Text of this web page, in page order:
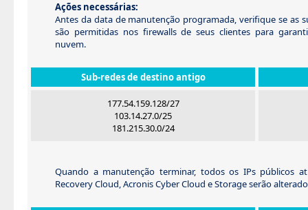
Ações necessárias:
Antes da data de manutenção programada, verifique se as
são permitidas nos firewalls de seus clientes para
nuvem.
Sub-redes de destino antigo
177.54.159.128/27
103.14.27.0/25
181.215.30.0/24
Quando a manutenção terminar, todos os IPs públicos
Recovery Cloud, Acronis Cyber Cloud e Storage serão